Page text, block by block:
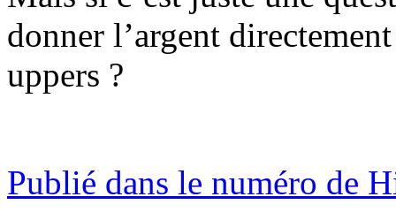
donner l’argent
uppers ?
Publié dans le numéro de